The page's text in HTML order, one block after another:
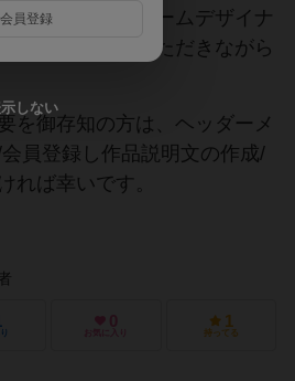
運営事務局・ゲームデザイナ
様にご協力をいただきながら
を御存知の方は、ヘッダーメ
員登録し作品説明文の作成/
れば幸いです。
0
お気に入り
1
持ってる
員登録
しない